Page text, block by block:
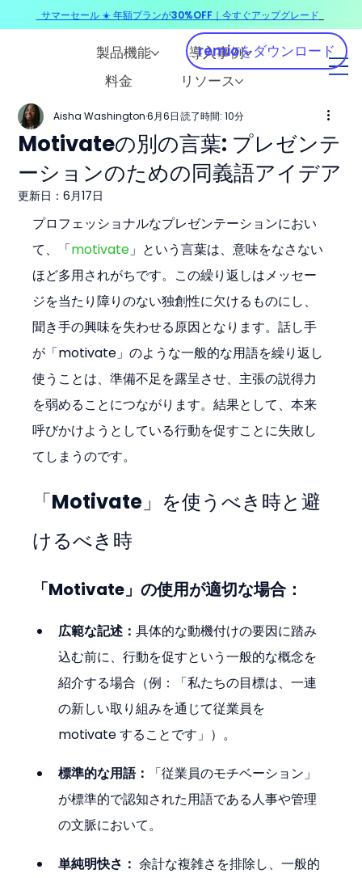
製品機能
導入事例
料金
リソース
remioをダウンロード
Motivateの別の言葉: プレゼンテ
ーションのための同義語アイデア
Aisha Washington 6月6日 読了時間: 10分
更新日：6月17日
プロフェッショナルなプレゼンテーションにおい
て、「motivate」という言葉は、意味をなさない
ほど多用されがちです。この繰り返しはメッセー
ジを当たり障りのない独創性に欠けるものにし、
聞き手の興味を失わせる原因となります。話し手
が「motivate」のような一般的な用語を繰り返し
使うことは、準備不足を露呈させ、主張の説得力
を弱めることにつながります。結果として、本来
呼びかけようとしている行動を促すことに失敗し
てしまうのです。
「Motivate」を使うべき時と避
けるべき時
「Motivate」の使用が適切な場合：
広範な記述：具体的な動機付けの要因に踏み
込む前に、行動を促すという一般的な概念を
紹介する場合（例：「私たちの目標は、一連
の新しい取り組みを通じて従業員を
motivate することです」）。
標準的な用語：
「従業員のモチベーション」
が標準的で認知された用語である人事や管理
の文脈において。
単純明快さ： 余計な複雑さを排除し、一般的
サマーセール ☀️ 年額プランが30%OFF｜今すぐアップグレード